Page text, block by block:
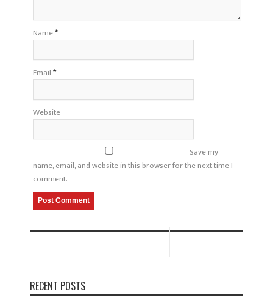
Name*
Email*
Website
Save my
name, email, and website in this browser for the next time I
comment.
RECENT POSTS